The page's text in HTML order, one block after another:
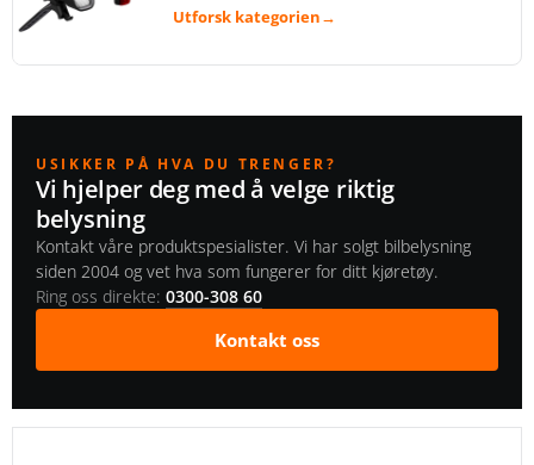
Utforsk kategorien→
USIKKER PÅ HVA DU TRENGER?
Vi hjelper deg med å velge riktig
belysning
Kontakt våre produktspesialister. Vi har solgt bilbelysning
siden 2004 og vet hva som fungerer for ditt kjøretøy.
Ring oss direkte: 0300-308 60
Kontakt oss